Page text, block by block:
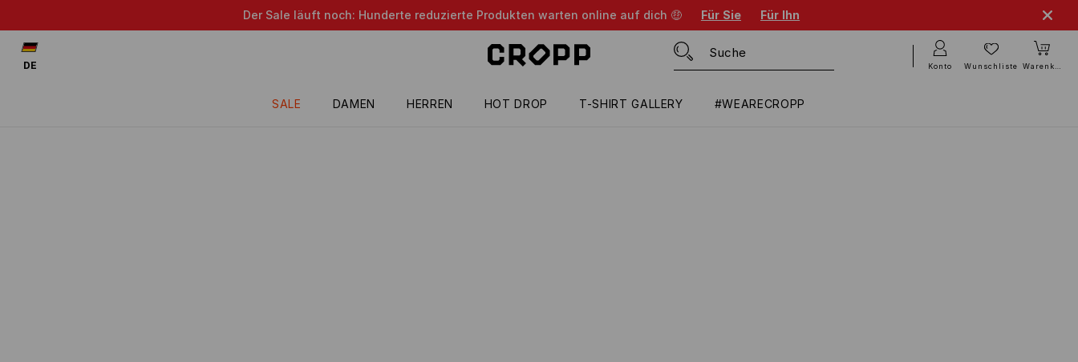
Der Sale läuft noch: Hunderte reduzierte Produkten warten online auf dich 🤑 Für Sie Für Ihn
SALE DAMEN HERREN HOT DROP T-SHIRT GALLERY #WEARECROPP
DE Konto Wunschliste Warenkorb